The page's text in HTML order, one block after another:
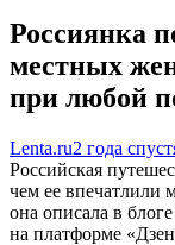
Россиянка
местных
при любой
Lenta.ru2 года
Российская
чем ее
она описала в
на платформе